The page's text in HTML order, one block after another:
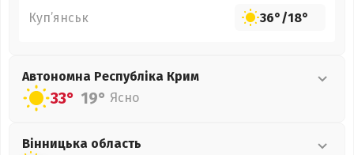
Куп’янськ 36°/18°
Автономна Республіка Крим
33° 19° Ясно
Вінницька область